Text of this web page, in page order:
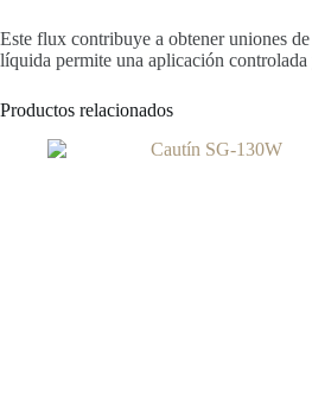
Este flux contribuye a obtener uniones
líquida permite una aplicación
Productos relacionados